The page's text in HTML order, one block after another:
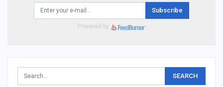
Subscribe
Powered by